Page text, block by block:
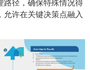
路径，确保特殊情况得
许在关键决策点融入